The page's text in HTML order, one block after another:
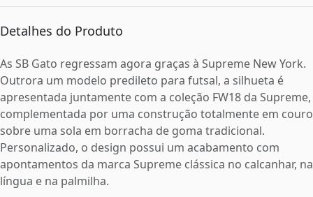
Detalhes do Produto
As SB Gato regressam agora graças à Supreme New York.
Outrora um modelo predileto para futsal, a silhueta é
apresentada juntamente com a coleção FW18 da Supreme,
complementada por uma construção totalmente em couro
sobre uma sola em borracha de goma tradicional.
Personalizado, o design possui um acabamento com
apontamentos da marca Supreme clássica no calcanhar, na
língua e na palmilha.